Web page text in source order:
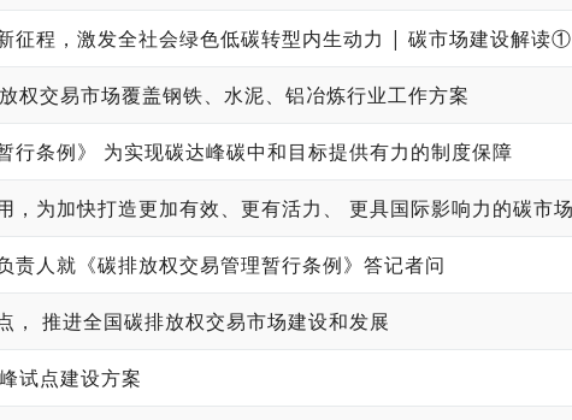
征程，激发全社会绿色低碳转型内生动力 | 碳市场建设解读①
权交易市场覆盖钢铁、水泥、铝冶炼行业工作方案
行条例》 为实现碳达峰碳中和目标提供有力的制度保障
责人就《碳排放权交易管理暂行条例》答记者问
， 推进全国碳排放权交易市场建设和发展
试点建设方案